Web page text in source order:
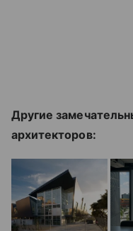
Другие
архитекторов: